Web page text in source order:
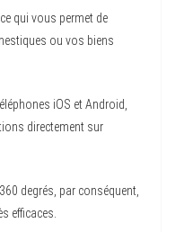
qui vous permet de
ou vos biens
iOS et Android,
directement sur
degrés, par conséquent,
efficaces.